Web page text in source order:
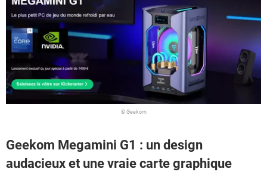
© Geekom
Geekom Megamini G1 : un design
audacieux et une vraie carte graphique